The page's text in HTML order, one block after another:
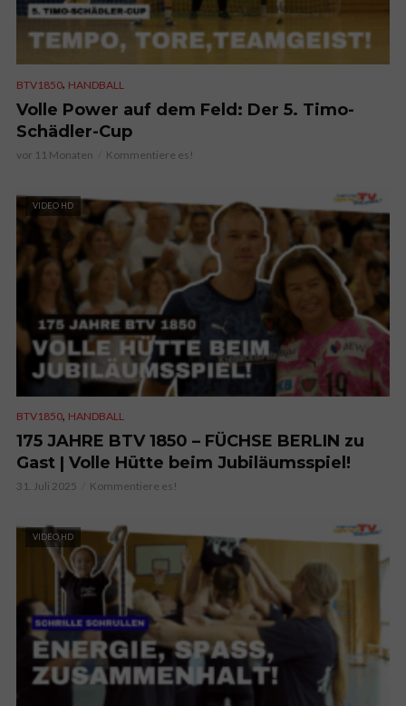
BTV1850, HANDBALL
Volle Power auf dem Feld: Der 5. Timo-
Schädler-Cup
vor 11 Monaten Kommentiere es!
VIDEO HD
BTV1850, HANDBALL
175 JAHRE BTV 1850 – FÜCHSE BERLIN zu
Gast | Volle Hütte beim Jubiläumsspiel!
31. Juli 2025 Kommentiere es!
VIDEO HD